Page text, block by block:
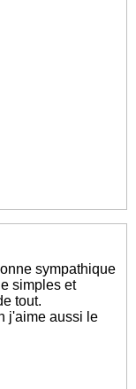
sympathique
simples et
tout.
j'aime aussi le